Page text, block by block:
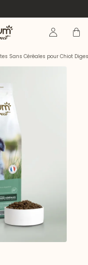
Se Panier
Sans Céréales pour Chiot